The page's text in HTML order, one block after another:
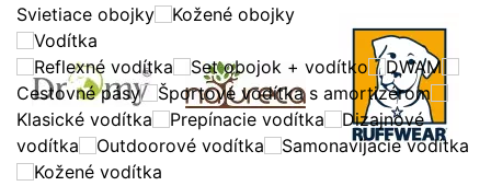
Svietiace obojky
Kožené obojky
Vodítka
Reflexné vodítka
Set obojok + vodítko
DWAM
Cestovné pásy
Športové vodítka s amortizérom
Klasické vodítka
Prepínacie vodítka
Dizajnové
vodítka
Outdoorové vodítka
Samonavíjacie vodítka
Kožené vodítka